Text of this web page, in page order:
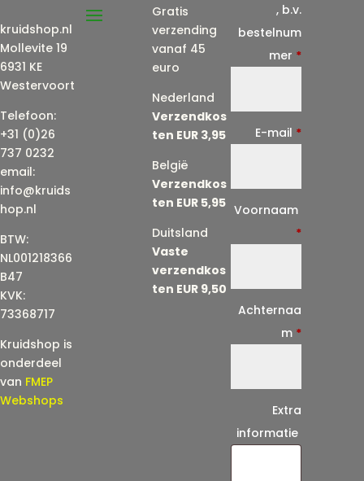
kruidshop.nl
Mollevite 19
6931 KE
Westervoort
Telefoon:
+31 (0)26
737 0232
email:
info@kruids
hop.nl
BTW:
NL001218366
B47
KVK:
73368717
Kruidshop is
onderdeel
van FMEP
Webshops
Gratis
verzending
vanaf 45
euro
Nederland
Verzendkos
ten EUR 3,95
België
Verzendkos
ten EUR 5,95
Duitsland
Vaste
verzendkos
ten EUR 9,50
, b.v.
bestelnum
mer *
E-mail *
Voornaam
*
Achternaa
m *
Extra
informatie